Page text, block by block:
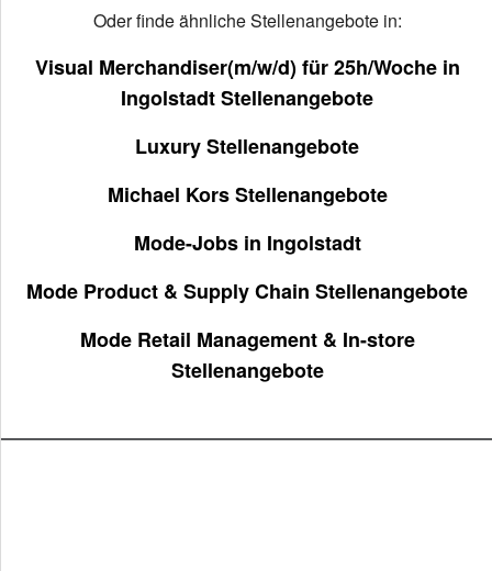
Oder finde ähnliche Stellenangebote in:
Visual Merchandiser(m/w/d) für 25h/Woche in
Ingolstadt Stellenangebote
Luxury Stellenangebote
Michael Kors Stellenangebote
Mode-Jobs in Ingolstadt
Mode Product & Supply Chain Stellenangebote
Mode Retail Management & In-store
Stellenangebote